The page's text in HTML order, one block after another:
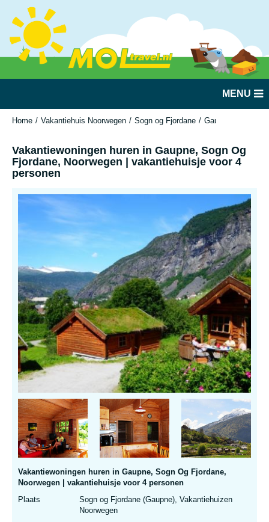
MENU
Home Vakantiehuis Noorwegen Sogn og Fjordane Gaupne
Vakantiewoningen huren in Gaupne, Sogn Og
Fjordane, Noorwegen | vakantiehuisje voor 4
personen
Vakantiewoningen huren in Gaupne, Sogn Og Fjordane,
Noorwegen | vakantiehuisje voor 4 personen
Plaats
Sogn og Fjordane (Gaupne), Vakantiehuizen
Noorwegen